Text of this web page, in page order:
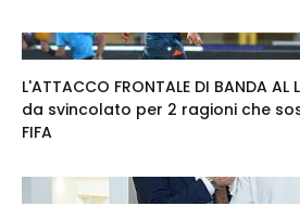
L'ATTACCO FRONTALE DI BANDA
da svincolato per 2 ragioni che
FIFA